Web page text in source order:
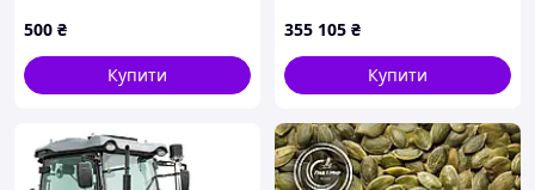
500 ₴
Купити
355 105 ₴
Купити